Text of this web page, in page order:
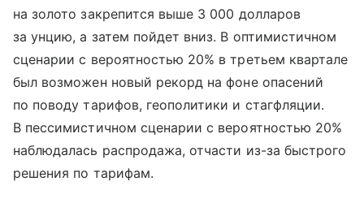
на золото закрепится выше 3 000 долларов
за унцию, а затем пойдет вниз. В оптимистичном
сценарии с вероятностью 20% в третьем квартале
был возможен новый рекорд на фоне опасений
по поводу тарифов, геополитики и стагфляции.
В пессимистичном сценарии с вероятностью 20%
наблюдалась распродажа, отчасти из-за быстрого
решения по тарифам.